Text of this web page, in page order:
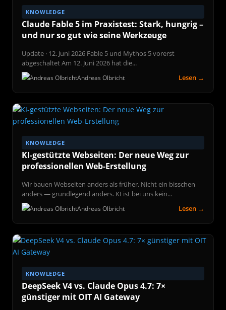
KNOWLEDGE
Claude Fable 5 im Praxistest: Stark, hungrig –
und nur so gut wie seine Werkzeuge
Update · 12. Juni 2026 Fable 5 und Mythos 5 vorerst
abgeschaltet Am 12. Juni 2026 hat die...
Andreas Olbricht Lesen →
KNOWLEDGE
KI-gestützte Webseiten: Der neue Weg zur
professionellen Web-Erstellung
Wir bauen Webseiten anders als früher. Nicht ein bisschen
anders — grundlegend anders. KI ist bei uns kein...
Andreas Olbricht Lesen →
KNOWLEDGE
DeepSeek V4 vs. Claude Opus 4.7: 7×
günstiger mit OIT AI Gateway